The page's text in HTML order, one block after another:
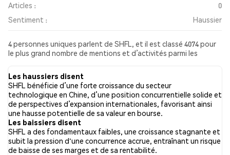
Articles :
0
Sentiment :
Haussier
4 personnes uniques parlent de SHFL, et il est classé 4074 pour
le plus grand nombre de mentions et d’activités parmi les
sentiment envers SHFL sur l’ensemble des réseaux sociaux a été
Haussier. Enfin, 0 articles de presse ont été publiés à propos de
SHFL. Sur Twitter, 50.00% des tweets affichaient un sentiment
haussier, contre 25.00% des tweets avec un sentiment baissier à
propos de SHFL. 25.00% des tweets étaient neutres à propos
de SHFL. Ces sentiments sont basés sur 4 tweets.
Les haussiers disent
SHFL bénéficie d’une forte croissance du secteur
technologique en Chine, d’une position concurrentielle solide et
de perspectives d’expansion internationales, favorisant ainsi
une hausse potentielle de sa valeur en bourse.
Les baissiers disent
SHFL a des fondamentaux faibles, une croissance stagnante et
subit la pression d'une concurrence accrue, entraînant un risque
de baisse de ses marges et de sa rentabilité.